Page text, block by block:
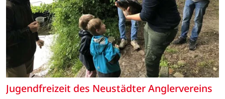
Jugendfreizeit des Neustädter Anglervereins